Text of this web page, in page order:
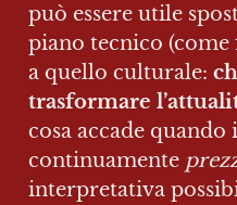
può essere utile
piano tecnico
a quello culturale:
trasformare
cosa accade
continuamente